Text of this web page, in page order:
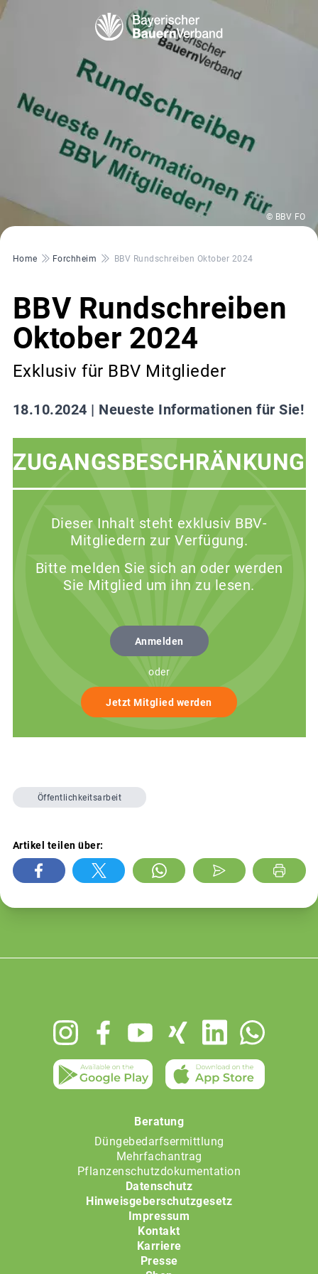
© BBV FO
Pfadnavigation
Home Forchheim BBV Rundschreiben Oktober 2024
BBV Rundschreiben
Oktober 2024
Exklusiv für BBV Mitglieder
18.10.2024 | Neueste Informationen für Sie!
ZUGANGSBESCHRÄNKUNG
Dieser Inhalt steht exklusiv BBV-
Mitgliedern zur Verfügung.
Bitte melden Sie sich an oder werden
Sie Mitglied um ihn zu lesen.
Anmelden
oder
Jetzt Mitglied werden
Öffentlichkeitsarbeit
Artikel teilen über:
Beratung
Düngebedarfsermittlung
Mehrfachantrag
Pflanzenschutzdokumentation
Datenschutz
Hinweisgeberschutzgesetz
Impressum
Kontakt
Karriere
Presse